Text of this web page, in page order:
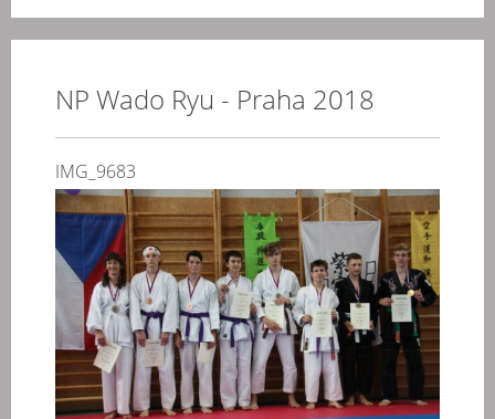
NP Wado Ryu - Praha 2018
IMG_9683